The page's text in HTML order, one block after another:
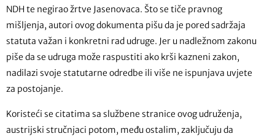
NDH te negirao žrtve Jasenovaca. Što se tiče pravnog
mišljenja, autori ovog dokumenta pišu da je pored sadržaja
statuta važan i konkretni rad udruge. Jer u nadležnom zakonu
piše da se udruga može raspustiti ako krši kazneni zakon,
nadilazi svoje statutarne odredbe ili više ne ispunjava uvjete
za postojanje.
Koristeći se citatima sa službene stranice ovog udruženja,
austrijski stručnjaci potom, među ostalim, zaključuju da